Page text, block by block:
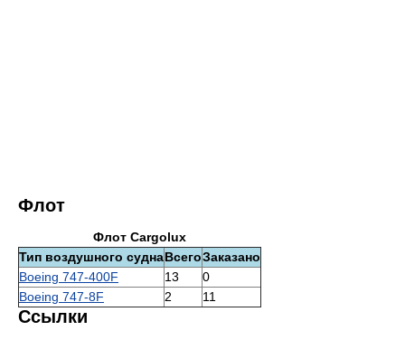
Флот
Флот Cargolux
Тип воздушного суднаВсегоЗаказано
Boeing 747-400F
13
0
Boeing 747-8F
2 11
Ссылки